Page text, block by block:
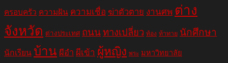
ครอบครัว ความฝัน ความเชื่อ ฆ่าตัวตาย งานศพ ต่าง
จังหวัด ต่างประเทศ ถนนทางเปลี่ยว ท้อง ท้าทาย นักศึกษา
นักเรียน บ้าน ผีอำ ผีเข้า ผู้หญิง พระ มหาวิทยาลัย